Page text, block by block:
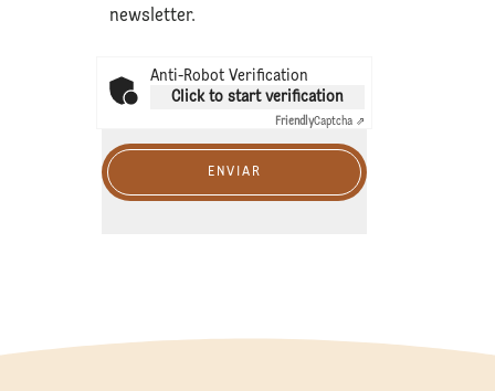
newsletter.
Anti-Robot Verification
Click to start verification
FriendlyCaptcha ⇗
ENVIAR